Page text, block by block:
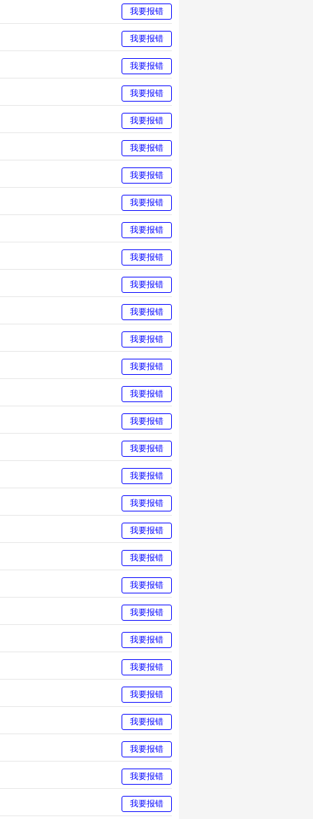
我要报错
我要报错
我要报错
我要报错
我要报错
我要报错
我要报错
我要报错
我要报错
我要报错
我要报错
我要报错
我要报错
我要报错
我要报错
我要报错
我要报错
我要报错
我要报错
我要报错
我要报错
我要报错
我要报错
我要报错
我要报错
我要报错
我要报错
我要报错
我要报错
我要报错